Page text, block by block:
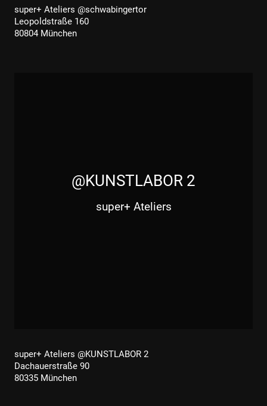
super+ Ateliers @schwabingertor
Leopoldstraße 160
80804 München
@KUNSTLABOR 2
super+ Ateliers
super+ Ateliers @KUNSTLABOR 2
Dachauerstraße 90
80335 München